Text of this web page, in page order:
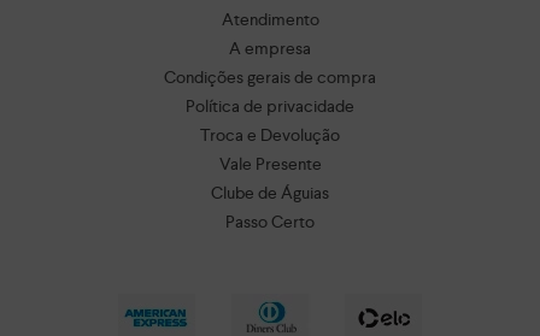
Atendimento
A empresa
Condições gerais de compra
Política de privacidade
Troca e Devolução
Vale Presente
Clube de Águias
Passo Certo